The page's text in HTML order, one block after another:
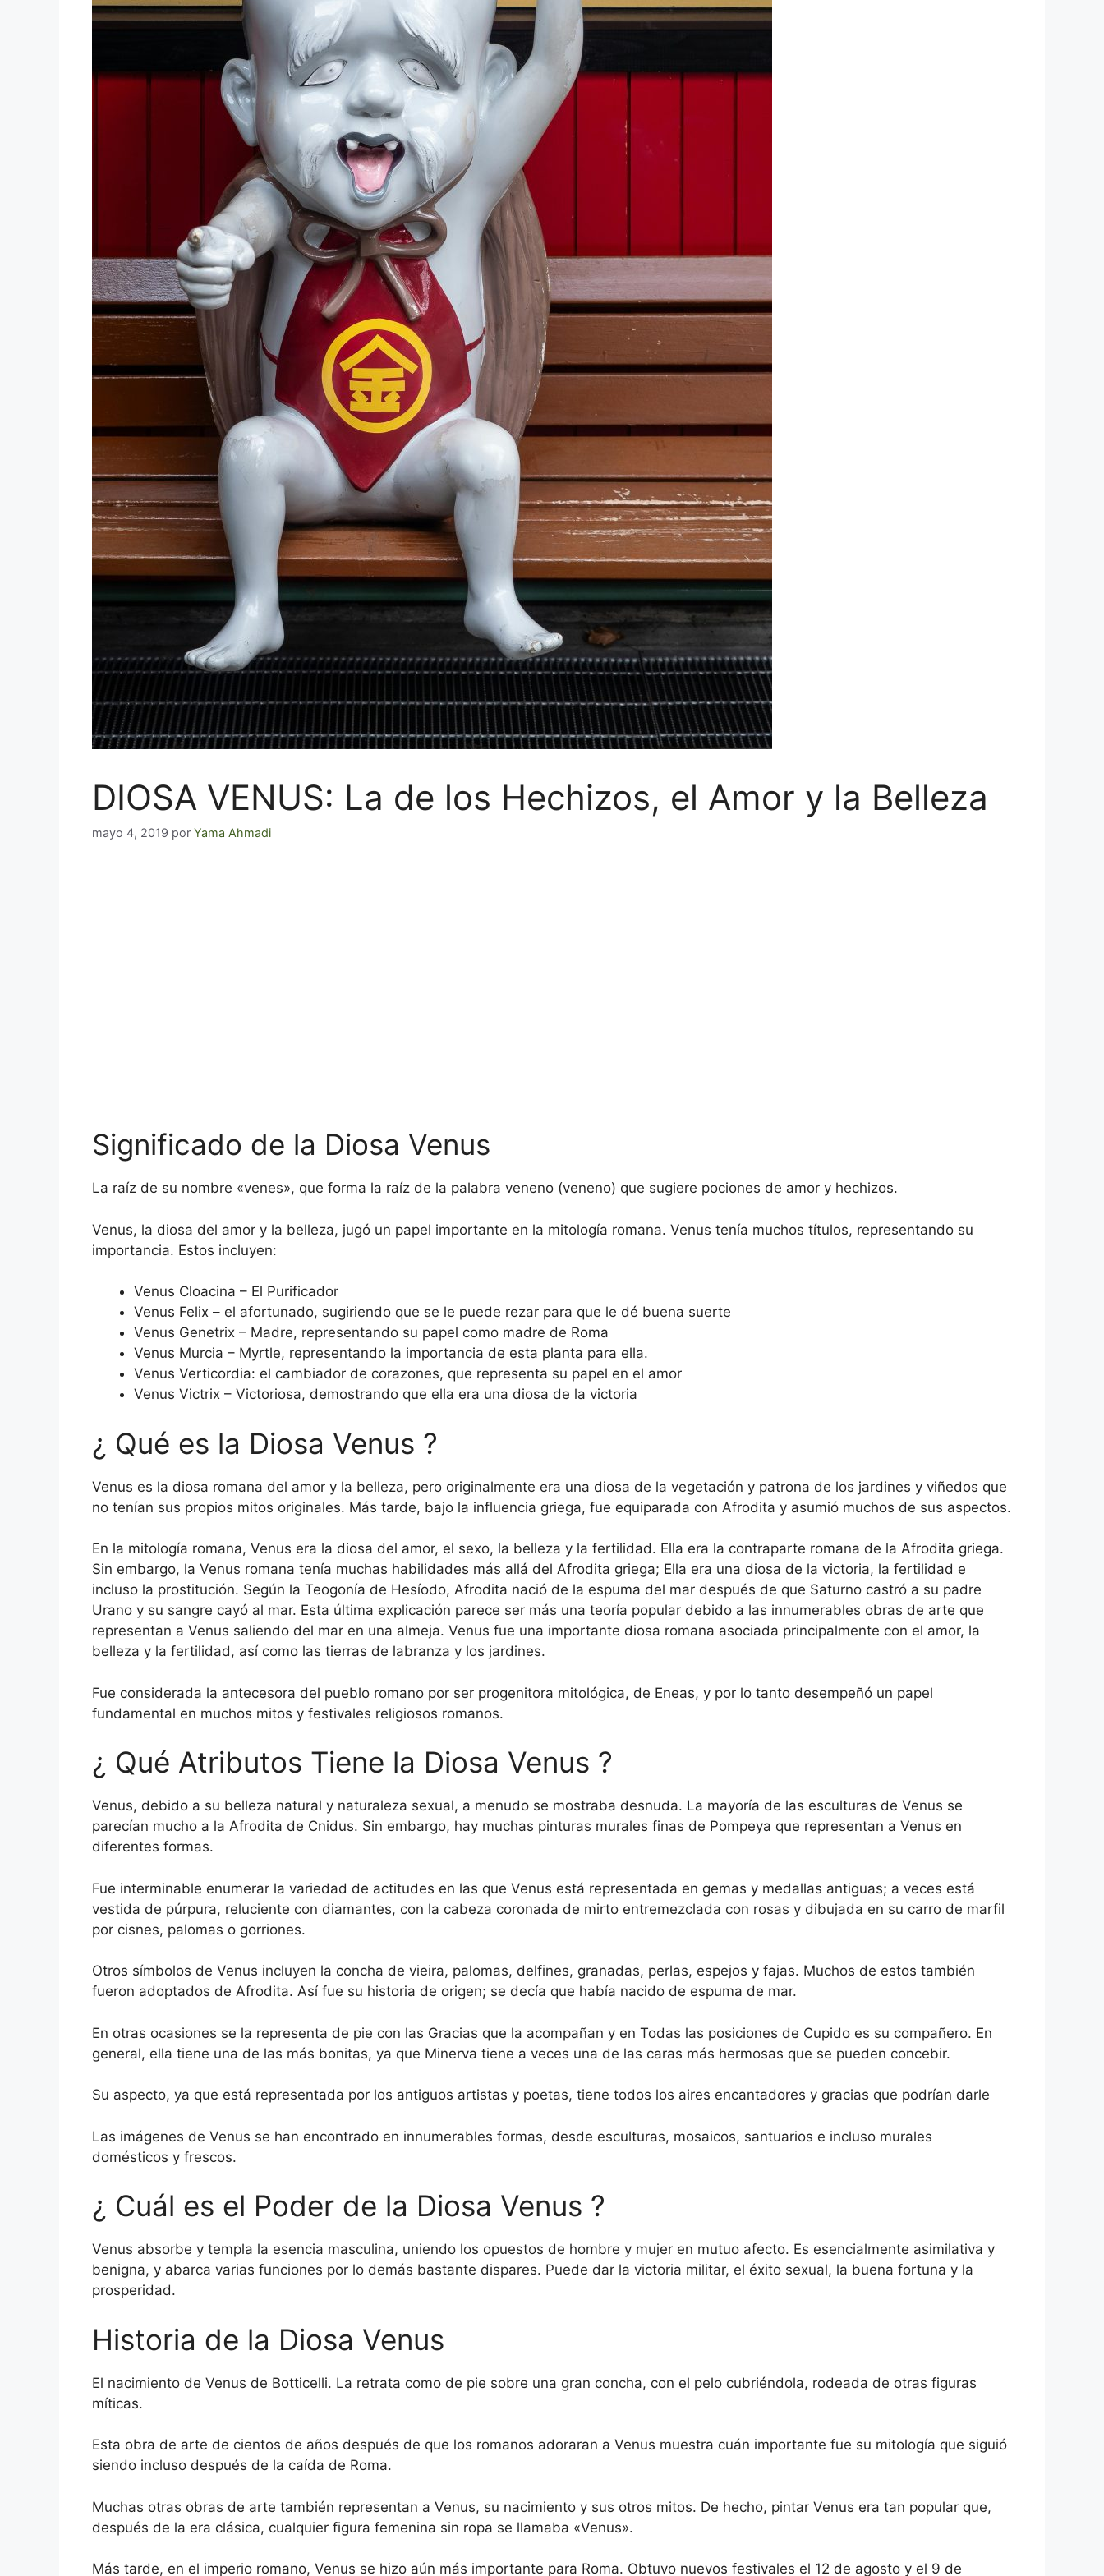
DIOSA VENUS: La de los Hechizos, el Amor y la Belleza
mayo 4, 2019 por Yama Ahmadi
Significado de la Diosa Venus
La raíz de su nombre «venes», que forma la raíz de la palabra veneno (veneno) que sugiere pociones de amor y hechizos.
Venus, la diosa del amor y la belleza, jugó un papel importante en la mitología romana. Venus tenía muchos títulos, representando su
importancia. Estos incluyen:
Venus Cloacina – El Purificador
Venus Felix – el afortunado, sugiriendo que se le puede rezar para que le dé buena suerte
Venus Genetrix – Madre, representando su papel como madre de Roma
Venus Murcia – Myrtle, representando la importancia de esta planta para ella.
Venus Verticordia: el cambiador de corazones, que representa su papel en el amor
Venus Victrix – Victoriosa, demostrando que ella era una diosa de la victoria
¿ Qué es la Diosa Venus ?
Venus es la diosa romana del amor y la belleza, pero originalmente era una diosa de la vegetación y patrona de los jardines y viñedos que
no tenían sus propios mitos originales. Más tarde, bajo la influencia griega, fue equiparada con Afrodita y asumió muchos de sus aspectos.
En la mitología romana, Venus era la diosa del amor, el sexo, la belleza y la fertilidad. Ella era la contraparte romana de la Afrodita griega.
Sin embargo, la Venus romana tenía muchas habilidades más allá del Afrodita griega; Ella era una diosa de la victoria, la fertilidad e
incluso la prostitución. Según la Teogonía de Hesíodo, Afrodita nació de la espuma del mar después de que Saturno castró a su padre
Urano y su sangre cayó al mar. Esta última explicación parece ser más una teoría popular debido a las innumerables obras de arte que
representan a Venus saliendo del mar en una almeja. Venus fue una importante diosa romana asociada principalmente con el amor, la
belleza y la fertilidad, así como las tierras de labranza y los jardines.
Fue considerada la antecesora del pueblo romano por ser progenitora mitológica, de Eneas, y por lo tanto desempeñó un papel
fundamental en muchos mitos y festivales religiosos romanos.
¿ Qué Atributos Tiene la Diosa Venus ?
Venus, debido a su belleza natural y naturaleza sexual, a menudo se mostraba desnuda. La mayoría de las esculturas de Venus se
parecían mucho a la Afrodita de Cnidus. Sin embargo, hay muchas pinturas murales finas de Pompeya que representan a Venus en
diferentes formas.
Fue interminable enumerar la variedad de actitudes en las que Venus está representada en gemas y medallas antiguas; a veces está
vestida de púrpura, reluciente con diamantes, con la cabeza coronada de mirto entremezclada con rosas y dibujada en su carro de marfil
por cisnes, palomas o gorriones.
Otros símbolos de Venus incluyen la concha de vieira, palomas, delfines, granadas, perlas, espejos y fajas. Muchos de estos también
fueron adoptados de Afrodita. Así fue su historia de origen; se decía que había nacido de espuma de mar.
En otras ocasiones se la representa de pie con las Gracias que la acompañan y en Todas las posiciones de Cupido es su compañero. En
general, ella tiene una de las más bonitas, ya que Minerva tiene a veces una de las caras más hermosas que se pueden concebir.
Su aspecto, ya que está representada por los antiguos artistas y poetas, tiene todos los aires encantadores y gracias que podrían darle
Las imágenes de Venus se han encontrado en innumerables formas, desde esculturas, mosaicos, santuarios e incluso murales
domésticos y frescos.
¿ Cuál es el Poder de la Diosa Venus ?
Venus absorbe y templa la esencia masculina, uniendo los opuestos de hombre y mujer en mutuo afecto. Es esencialmente asimilativa y
benigna, y abarca varias funciones por lo demás bastante dispares. Puede dar la victoria militar, el éxito sexual, la buena fortuna y la
prosperidad.
Historia de la Diosa Venus
El nacimiento de Venus de Botticelli. La retrata como de pie sobre una gran concha, con el pelo cubriéndola, rodeada de otras figuras
míticas.
Esta obra de arte de cientos de años después de que los romanos adoraran a Venus muestra cuán importante fue su mitología que siguió
siendo incluso después de la caída de Roma.
Muchas otras obras de arte también representan a Venus, su nacimiento y sus otros mitos. De hecho, pintar Venus era tan popular que,
después de la era clásica, cualquier figura femenina sin ropa se llamaba «Venus».
Más tarde, en el imperio romano, Venus se hizo aún más importante para Roma. Obtuvo nuevos festivales el 12 de agosto y el 9 de